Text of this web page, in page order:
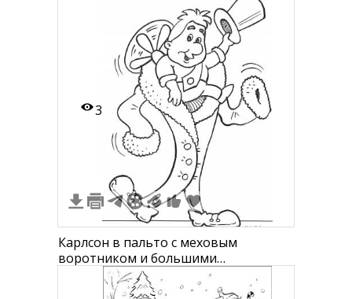
3
1
Карлсон в пальто с меховым
воротником и большими
пуговицами, с рюкзаком, махающий
цилиндром